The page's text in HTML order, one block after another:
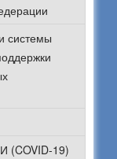
системы
19)